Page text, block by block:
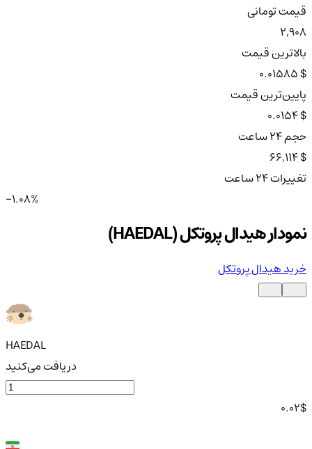
قیمت تومانی
2,908
بالاترین قیمت
$ 0.01585
پایین‌ترین قیمت
$ 0.0154
حجم ۲۴ ساعت
$ 66,114
تغییرات ۲۴ ساعت
-1.08%
نمودار هیدال پروتکل (HAEDAL)
خرید هیدال پروتکل
HAEDAL
دریافت می‌کنید
0.02$